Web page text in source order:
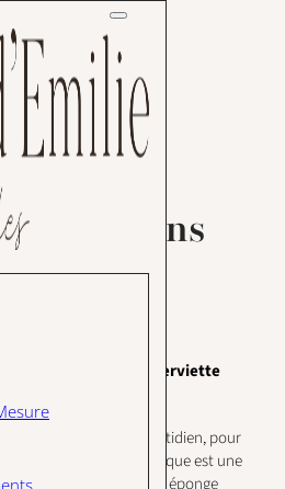
Passer au pied de page
protections
lavables
slip lavable (PSL) et serviette
légère pour le quotidien, pour
La serviette hygiénique est une